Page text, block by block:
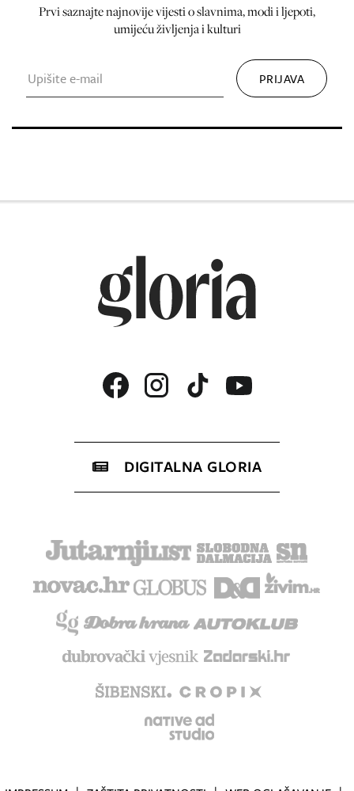
Prvi saznajte najnovije vijesti o slavnima, modi i ljepoti,
umijeću življenja i kulturi
DIGITALNA GLORIA